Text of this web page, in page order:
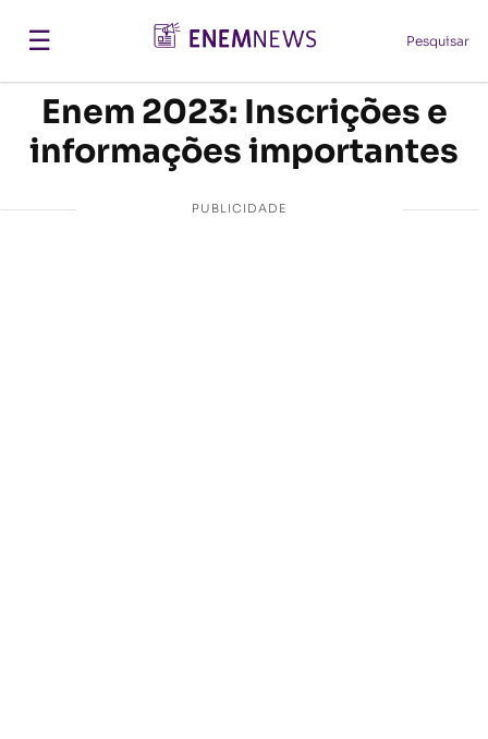
☰ Pesquisar
Enem 2023: Inscrições e
informações importantes